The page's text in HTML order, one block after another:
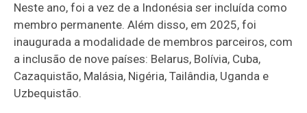
Neste ano, foi a vez de a Indonésia ser incluída como
membro permanente. Além disso, em 2025, foi
inaugurada a modalidade de membros parceiros, com
a inclusão de nove países: Belarus, Bolívia, Cuba,
Cazaquistão, Malásia, Nigéria, Tailândia, Uganda e
Uzbequistão.